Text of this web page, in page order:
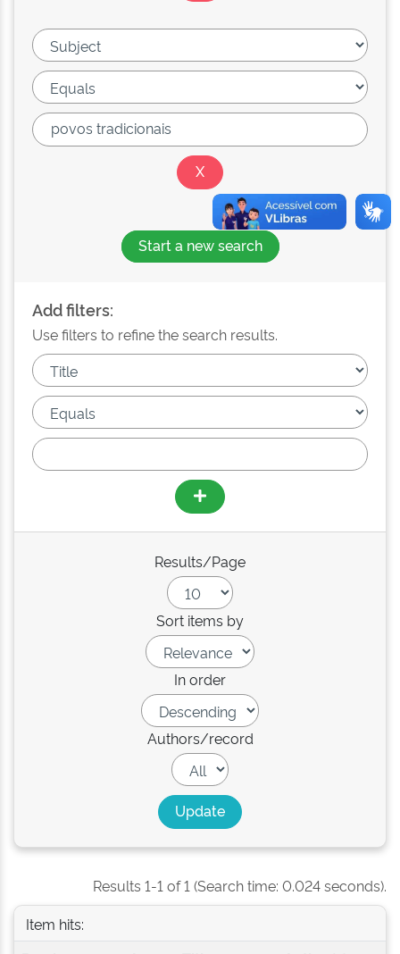
Start a new search
Add filters:
Use filters to refine the search results.
Results/Page
Sort items by
In order
Authors/record
Results 1-1 of 1 (Search time: 0.024 seconds).
Item hits: